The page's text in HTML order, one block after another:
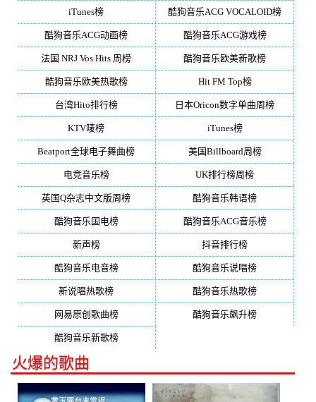
iTunes榜 酷狗音乐ACG VOCALOID榜
酷狗音乐ACG动画榜 酷狗音乐ACG游戏榜
法国 NRJ Vos Hits 周榜 酷狗音乐欧美新歌榜
酷狗音乐欧美热歌榜 Hit FM Top榜
台湾Hito排行榜 日本Oricon数字单曲周榜
KTV唛榜 iTunes榜
Beatport全球电子舞曲榜 美国Billboard周榜
电竞音乐榜 UK排行榜周榜
英国Q杂志中文版周榜 酷狗音乐韩语榜
酷狗音乐国电榜 酷狗音乐ACG音乐榜
新声榜 抖音排行榜
酷狗音乐电音榜 酷狗音乐说唱榜
新说唱热歌榜 酷狗音乐热歌榜
网易原创歌曲榜 酷狗音乐飙升榜
酷狗音乐新歌榜
火爆的歌曲